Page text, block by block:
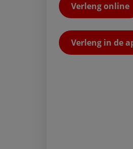
Verleng online
Verleng in de